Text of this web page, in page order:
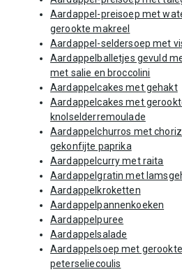
Aardappel-preisoep met
gerookte makreel
Aardappel-seldersoep met
Aardappelballetjes gevuld
met salie en broccolini
Aardappelcakes met gehakt
Aardappelcakes met
knolselderremoulade
Aardappelchurros met
gekonfijte paprika
Aardappelcurry met raita
Aardappelgratin met
Aardappelkroketten
Aardappelpannenkoeken
Aardappelpuree
Aardappelsalade
Aardappelsoep met
peterseliecoulis